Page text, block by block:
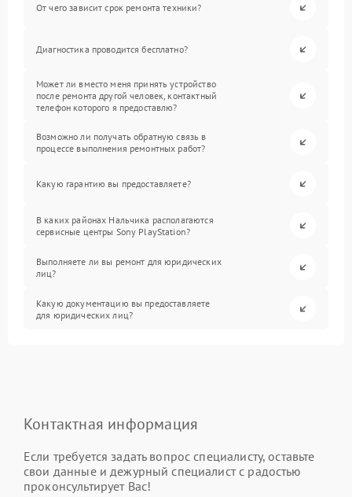
От чего зависит срок ремонта техники?
Диагностика проводится бесплатно?
Может ли вместо меня принять устройство
после ремонта другой человек, контактный
телефон которого я предоставлю?
Возможно ли получать обратную связь в
процессе выполнения ремонтных работ?
Какую гарантию вы предоставляете?
В каких районах Нальчика располагаются
сервисные центры Sony PlayStation?
Выполняете ли вы ремонт для юридических
лиц?
Какую документацию вы предоставляете
для юридических лиц?
Контактная информация
Если требуется задать вопрос специалисту, оставьте
свои данные и дежурный специалист с радостью
проконсультирует Вас!